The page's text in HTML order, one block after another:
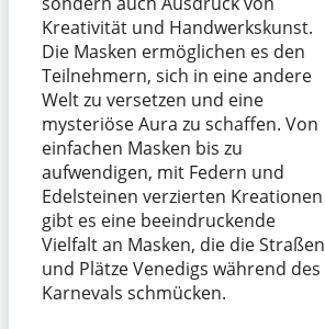
Kreativität und Handwerkskunst.
Die Masken ermöglichen es den
Teilnehmern, sich in eine andere
Welt zu versetzen und eine
mysteriöse Aura zu schaffen. Von
einfachen Masken bis zu
aufwendigen, mit Federn und
Edelsteinen verzierten Kreationen
gibt es eine beeindruckende
Vielfalt an Masken, die die Straßen
und Plätze Venedigs während des
Karnevals schmücken.